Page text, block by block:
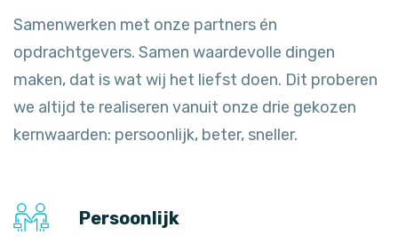
Samenwerken met onze partners én
opdrachtgevers. Samen waardevolle dingen
maken, dat is wat wij het liefst doen. Dit proberen
we altijd te realiseren vanuit onze drie gekozen
kernwaarden: persoonlijk, beter, sneller.
Persoonlijk